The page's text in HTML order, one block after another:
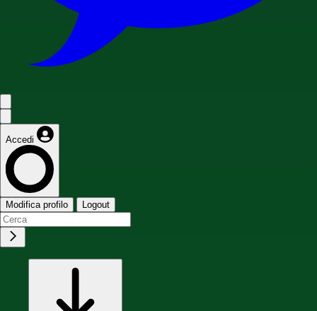
Accedi
Modifica profilo Logout